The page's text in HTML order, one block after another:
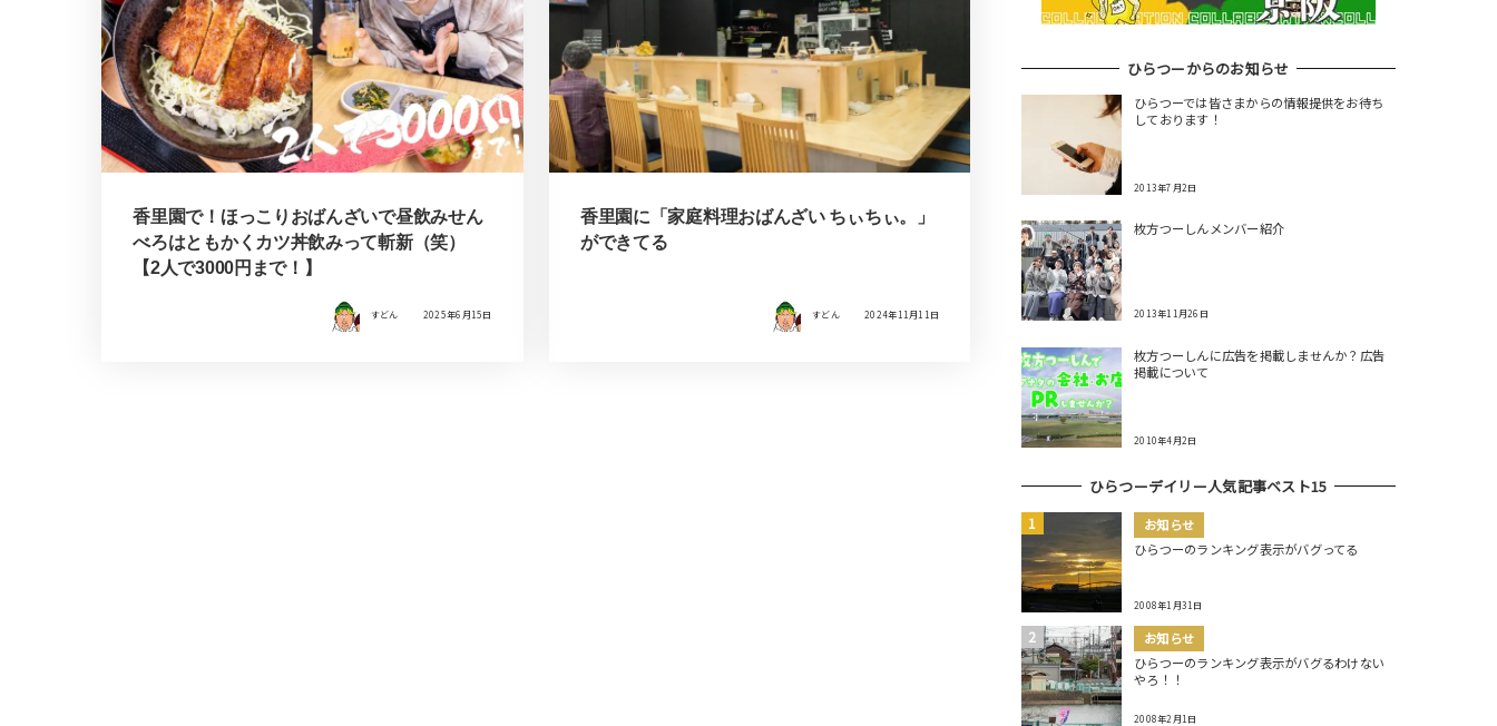
香里園で！ほっこりおばんざいで昼飲みせん
べろはともかくカツ丼飲みって斬新（笑）
【2人で3000円まで！】
すどん 2025年6月15日
香里園に「家庭料理おばんざい ちぃちぃ。」
ができてる
すどん 2024年11月11日
ひらつーからのお知らせ
ひらつーでは皆さまからの情報提供をお待ち
しております！
2013年7月2日
枚方つーしんメンバー紹介
2013年11月26日
枚方つーしんに広告を掲載しませんか？広告
掲載について
2010年4月2日
ひらつーデイリー人気記事ベスト15
お知らせ
ひらつーのランキング表示がバグってる
2008年1月31日
お知らせ
ひらつーのランキング表示がバグるわけない
やろ！！
2008年2月1日